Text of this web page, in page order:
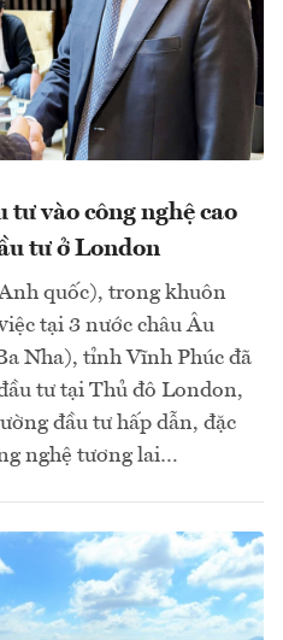
vào công nghệ cao
tư ở London
quốc), trong khuôn
tại 3 nước châu Âu
Nha), tỉnh Vĩnh Phúc đã
tư tại Thủ đô London,
đầu tư hấp dẫn, đặc
nghệ tương lai…